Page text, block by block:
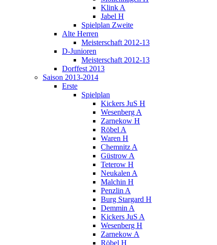
Klink A
Jabel H
Spielplan Zweite
Alte Herren
Meisterschaft 2012-13
D-Junioren
Meisterschaft 2012-13
Dorffest 2013
Saison 2013-2014
Erste
Spielplan
Kickers JuS H
Wesenberg A
Zarnekow H
Röbel A
Waren H
Chemnitz A
Güstrow A
Teterow H
Neukalen A
Malchin H
Penzlin A
Burg Stargard H
Demmin A
Kickers JuS A
Wesenberg H
Zarnekow A
Röbel H